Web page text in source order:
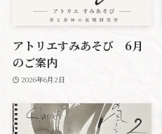
アトリエすみあそび 6月
のご案内
2026年6月2日